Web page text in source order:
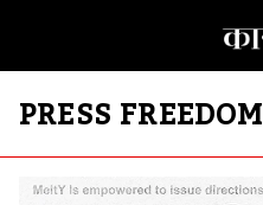
PRESS FREEDOM